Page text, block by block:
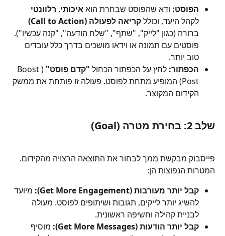
הפוסט: ודא שהפוסט שבחרת הוא איכותי, רלוונטי
לקהל היעד, וכולל קריאה לפעולה (Call to Action)
ברורה (כגון "לייק", "שתף", "שלח הודעה", "קנה עכשיו").
פוסטים עם תמונה או וידאו מושכים בדרך כלל עובדים
טוב יותר.
הכפתור: לחץ על הכפתור הכחול "קדם פוסט"
(Boost
Post) המופיע מתחת לפוסט. פעולה זו פותחת את ממשק
הקידום המקוצר.
שלב 2: בחירת מטרה (Goal)
פייסבוק מבקשת ממך לבחור את התוצאה הרצויה מהקידום.
המטרות הנפוצות הן:
קבל יותר מעורבות (Get More Engagement):
מיועד
להשיג יותר לייקים, תגובות ושיתופים לפוסט. מעולה
לבניית קהילה וחשיפה ראשונית.
קבל יותר הודעות (Get More Messages):
מוסיף